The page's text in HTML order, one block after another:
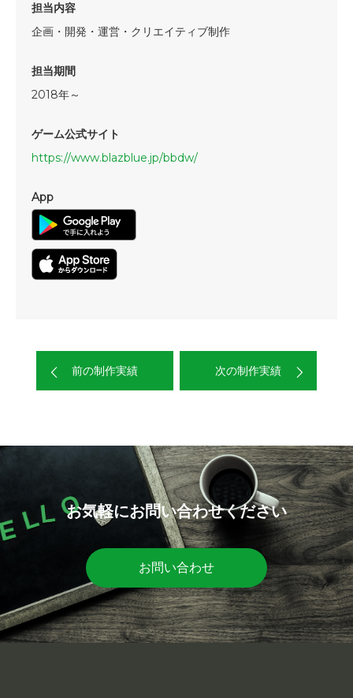
担当内容
企画・開発・運営・クリエイティブ制作
担当期間
2018年～
ゲーム公式サイト
https://www.blazblue.jp/bbdw/
App
前の制作実績 次の制作実績
お気軽にお問い合わせください
お問い合わせ